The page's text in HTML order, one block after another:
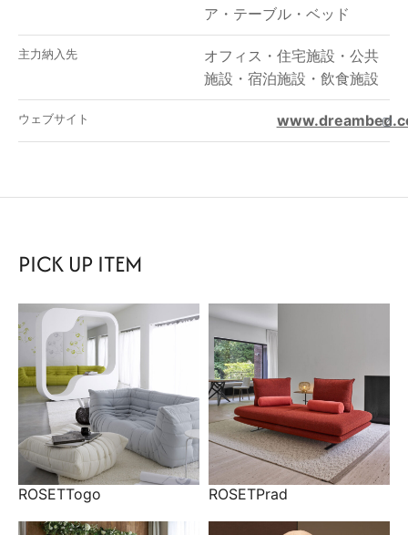
ア ・ テーブル ・ ベッド
主力納入先 オフィス ・ 住宅施設 ・ 公共
施設 ・ 宿泊施設 ・ 飲食施設
ウェブサイト
PICK UP ITEM
ROSETTogo ROSETPrad